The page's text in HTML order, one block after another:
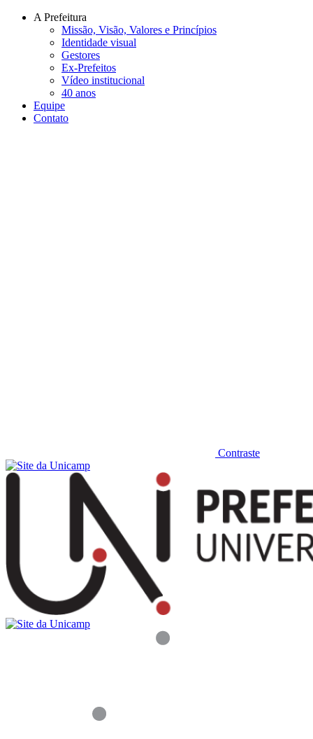
Conteúdo principal
A Prefeitura
Missão, Visão, Valores e Princípios
Identidade visual
Gestores
Ex-Prefeitos
Vídeo institucional
40 anos
Equipe
Contato
Contraste